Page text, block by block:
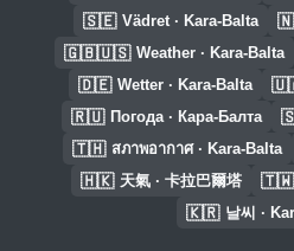
🇸🇪 Vädret · Kara-Balta
🇬🇧🇺🇸 Weather · Kara-Balta
🇩🇪 Wetter · Kara-Balta
🇷🇺 Погода · Кара-Балта
🇹🇭 สภาพอากาศ · Kara-Balta
🇭🇰 天氣 · 卡拉巴爾塔 🇹🇼
🇰🇷 날씨 ·